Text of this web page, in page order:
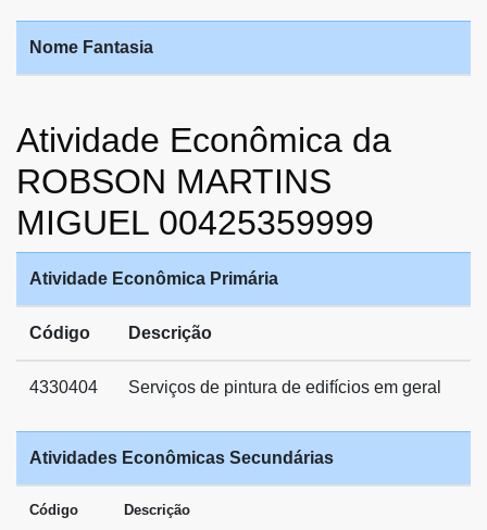
Nome Fantasia
Atividade Econômica da
ROBSON MARTINS
MIGUEL 00425359999
Atividade Econômica Primária
Código Descrição
4330404 Serviços de pintura de edifícios em geral
Atividades Econômicas Secundárias
Código Descrição